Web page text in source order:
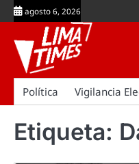
Skip
to
content
agosto 6, 2026
Política Vigilancia
Etiqueta: